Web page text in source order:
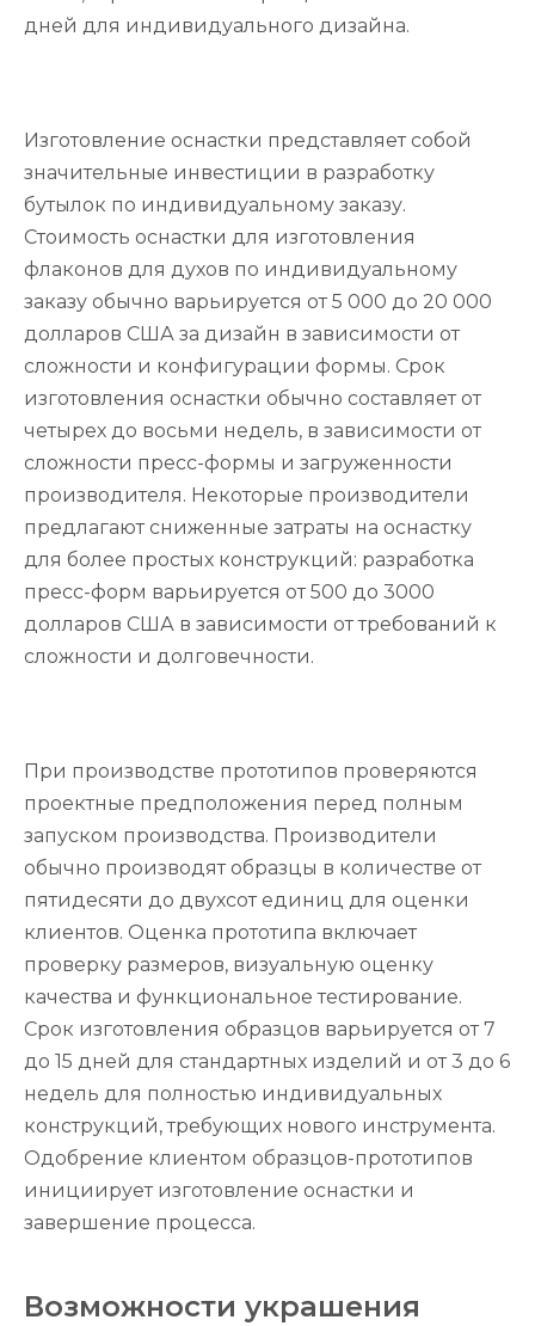
дней для индивидуального дизайна.
Изготовление оснастки представляет собой
значительные инвестиции в разработку
бутылок по индивидуальному заказу.
Стоимость оснастки для изготовления
флаконов для духов по индивидуальному
заказу обычно варьируется от 5 000 до 20 000
долларов США за дизайн в зависимости от
сложности и конфигурации формы. Срок
изготовления оснастки обычно составляет от
четырех до восьми недель, в зависимости от
сложности пресс-формы и загруженности
производителя. Некоторые производители
предлагают сниженные затраты на оснастку
для более простых конструкций: разработка
пресс-форм варьируется от 500 до 3000
долларов США в зависимости от требований к
сложности и долговечности.
При производстве прототипов проверяются
проектные предположения перед полным
запуском производства. Производители
обычно производят образцы в количестве от
пятидесяти до двухсот единиц для оценки
клиентов. Оценка прототипа включает
проверку размеров, визуальную оценку
качества и функциональное тестирование.
Срок изготовления образцов варьируется от 7
до 15 дней для стандартных изделий и от 3 до 6
недель для полностью индивидуальных
конструкций, требующих нового инструмента.
Одобрение клиентом образцов-прототипов
инициирует изготовление оснастки и
завершение процесса.
Возможности украшения